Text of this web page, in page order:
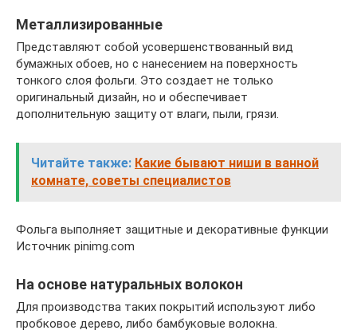
Металлизированные
Представляют собой усовершенствованный вид
бумажных обоев, но с нанесением на поверхность
тонкого слоя фольги. Это создает не только
оригинальный дизайн, но и обеспечивает
дополнительную защиту от влаги, пыли, грязи.
Читайте также: Какие бывают ниши в ванной
комнате, советы специалистов
Фольга выполняет защитные и декоративные функции
Источник pinimg.com
На основе натуральных волокон
Для производства таких покрытий используют либо
пробковое дерево, либо бамбуковые волокна.